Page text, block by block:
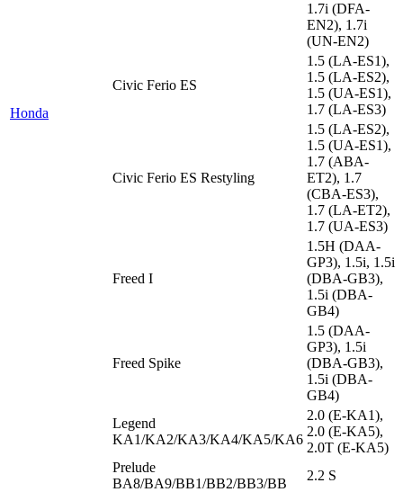
Honda
1.7i (DFA-
EN2), 1.7i
(UN-EN2)
Civic Ferio ES
1.5 (LA-ES1),
1.5 (LA-ES2),
1.5 (UA-ES1),
1.7 (LA-ES3)
Civic Ferio ES Restyling
1.5 (LA-ES2),
1.5 (UA-ES1),
1.7 (ABA-
ET2), 1.7
(CBA-ES3),
1.7 (LA-ET2),
1.7 (UA-ES3)
Freed I
1.5H (DAA-
GP3), 1.5i, 1.5i
(DBA-GB3),
1.5i (DBA-
GB4)
Freed Spike
1.5 (DAA-
GP3), 1.5i
(DBA-GB3),
1.5i (DBA-
GB4)
Legend
KA1/KA2/KA3/KA4/KA5/KA6
2.0 (E-KA1),
2.0 (E-KA5),
2.0T (E-KA5)
Prelude
BA8/BA9/BB1/BB2/BB3/BB
2.2 S